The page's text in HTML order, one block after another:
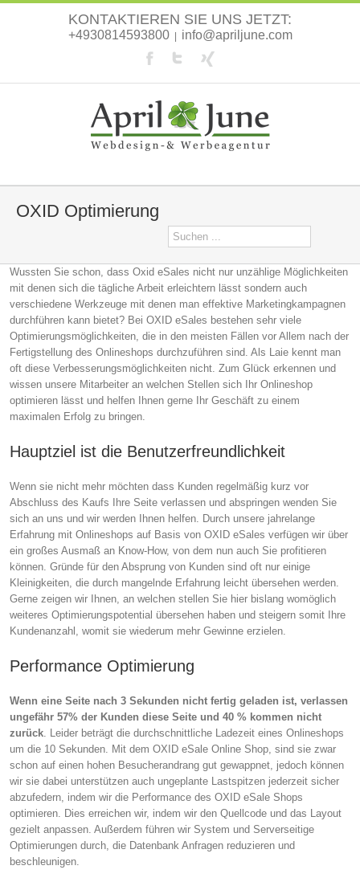
KONTAKTIEREN SIE UNS JETZT:
+4930814593800 info@apriljune.com
OXID Optimierung
Wussten Sie schon, dass Oxid eSales nicht nur unzählige Möglichkeiten
mit denen sich die tägliche Arbeit erleichtern lässt sondern auch
verschiedene Werkzeuge mit denen man effektive Marketingkampagnen
durchführen kann bietet? Bei OXID eSales bestehen sehr viele
Optimierungsmöglichkeiten, die in den meisten Fällen vor Allem nach der
Fertigstellung des Onlineshops durchzuführen sind. Als Laie kennt man
oft diese Verbesserungsmöglichkeiten nicht. Zum Glück erkennen und
wissen unsere Mitarbeiter an welchen Stellen sich Ihr Onlineshop
optimieren lässt und helfen Ihnen gerne Ihr Geschäft zu einem
maximalen Erfolg zu bringen.
Hauptziel ist die Benutzerfreundlichkeit
Wenn sie nicht mehr möchten dass Kunden regelmäßig kurz vor
Abschluss des Kaufs Ihre Seite verlassen und abspringen wenden Sie
sich an uns und wir werden Ihnen helfen. Durch unsere jahrelange
Erfahrung mit Onlineshops auf Basis von OXID eSales verfügen wir über
ein großes Ausmaß an Know-How, von dem nun auch Sie profitieren
können. Gründe für den Absprung von Kunden sind oft nur einige
Kleinigkeiten, die durch mangelnde Erfahrung leicht übersehen werden.
Gerne zeigen wir Ihnen, an welchen stellen Sie hier bislang womöglich
weiteres Optimierungspotential übersehen haben und steigern somit Ihre
Kundenanzahl, womit sie wiederum mehr Gewinne erzielen.
Performance Optimierung
Wenn eine Seite nach 3 Sekunden nicht fertig geladen ist, verlassen
ungefähr 57% der Kunden diese Seite und 40 % kommen nicht
zurück. Leider beträgt die durchschnittliche Ladezeit eines Onlineshops
um die 10 Sekunden. Mit dem OXID eSale Online Shop, sind sie zwar
schon auf einen hohen Besucherandrang gut gewappnet, jedoch können
wir sie dabei unterstützen auch ungeplante Lastspitzen jederzeit sicher
abzufedern, indem wir die Performance des OXID eSale Shops
optimieren. Dies erreichen wir, indem wir den Quellcode und das Layout
gezielt anpassen. Außerdem führen wir System und Serverseitige
Optimierungen durch, die Datenbank Anfragen reduzieren und
beschleunigen.